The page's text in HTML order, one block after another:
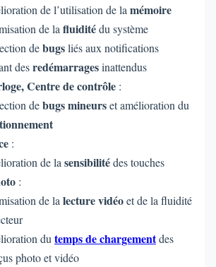
de l’utilisation de la mémoire
de la fluiditédu système
debugsliés aux notifications
desredémarragesinattendus
Centre de contrôle :
debugs mineurset amélioration du
:
de la sensibilitédes touches
:
de la lecture vidéoet de la fluidité
du temps de chargementdes
photo et vidéo